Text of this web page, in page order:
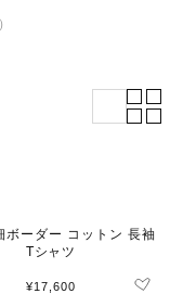
ボーダー コットン 長袖
Tシャツ
¥17,600